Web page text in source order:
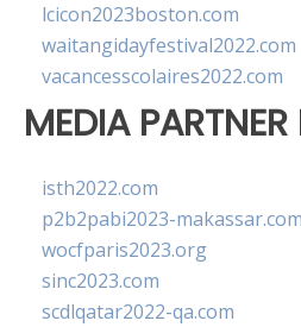
lcicon2023boston.com
waitangidayfestival2022.com
vacancesscolaires2022.com
MEDIA PARTNER
isth2022.com
p2b2pabi2023-makassar.com
wocfparis2023.org
sinc2023.com
scdlqatar2022-qa.com